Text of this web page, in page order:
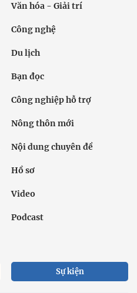
Văn hóa - Giải trí
Công nghệ
Du lịch
Bạn đọc
Công nghiệp hỗ trợ
Nông thôn mới
Nội dung chuyên đề
Hồ sơ
Video
Podcast
Sự kiện